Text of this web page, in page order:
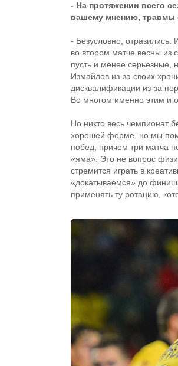
- На протяжении всего
вашему мнению, травмы
- Безусловно, отразились.
во втором матче весны
пусть и менее серьезные,
Измайлов из-за своих
дисквалификации из-за
Во многом именно этим и
Но никто весь чемпионат
хорошей форме, но мы
побед, причем три матча
«яма». Это не вопрос
стремится играть в
«докатываемся» до
применять ту ротацию,